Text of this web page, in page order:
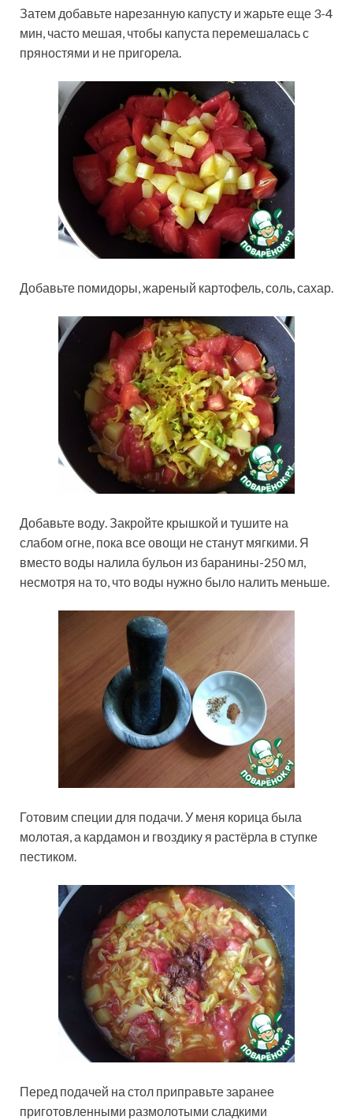
Затем добавьте нарезанную капусту и жарьте еще 3-4
мин, часто мешая, чтобы капуста перемешалась с
пряностями и не пригорела.
Добавьте помидоры, жареный картофель, соль, сахар.
Добавьте воду. Закройте крышкой и тушите на
слабом огне, пока все овощи не станут мягкими. Я
вместо воды налила бульон из баранины-250 мл,
несмотря на то, что воды нужно было налить меньше.
Готовим специи для подачи. У меня корица была
молотая, а кардамон и гвоздику я растёрла в ступке
пестиком.
Перед подачей на стол приправьте заранее
приготовленными размолотыми сладкими